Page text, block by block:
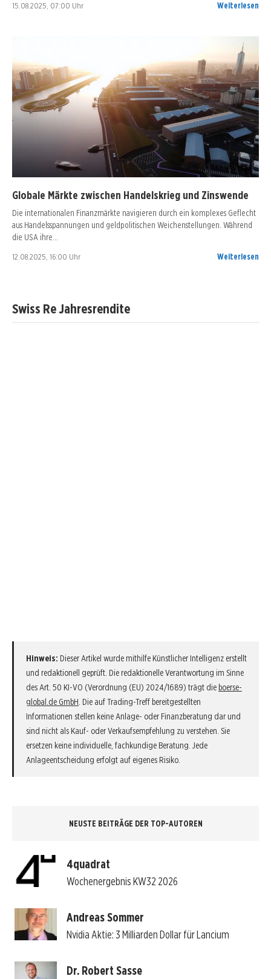
15.08.2025, 07:00 Uhr Weiterlesen
Globale Märkte zwischen Handelskrieg und Zinswende
Die internationalen Finanzmärkte navigieren durch ein komplexes Geflecht
aus Handelsspannungen und geldpolitischen Weichenstellungen. Während
die USA ihre…
12.08.2025, 16:00 Uhr Weiterlesen
Swiss Re Jahresrendite
Hinweis: Dieser Artikel wurde mithilfe Künstlicher Intelligenz erstellt
und redaktionell geprüft. Die redaktionelle Verantwortung im Sinne
des Art. 50 KI-VO (Verordnung (EU) 2024/1689) trägt die boerse-
global.de GmbH . Die auf Trading-Treff bereitgestellten
Informationen stellen keine Anlage- oder Finanzberatung dar und
sind nicht als Kauf- oder Verkaufsempfehlung zu verstehen. Sie
ersetzen keine individuelle, fachkundige Beratung. Jede
Anlageentscheidung erfolgt auf eigenes Risiko.
NEUSTE BEITRÄGE DER TOP-AUTOREN
4quadrat
Wochenergebnis KW32 2026
Andreas Sommer
Nvidia Aktie: 3 Milliarden Dollar für Lancium
Dr. Robert Sasse